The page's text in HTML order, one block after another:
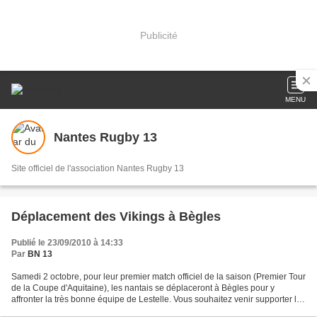
Publicité
MENU
Nantes Rugby 13
Site officiel de l'association Nantes Rugby 13
Déplacement des Vikings à Bègles
Publié le 23/09/2010 à 14:33
Par BN 13
Samedi 2 octobre, pour leur premier match officiel de la saison (Premier Tour
de la Coupe d'Aquitaine), les nantais se déplaceront à Bègles pour y
affronter la très bonne équipe de Lestelle. Vous souhaitez venir supporter les